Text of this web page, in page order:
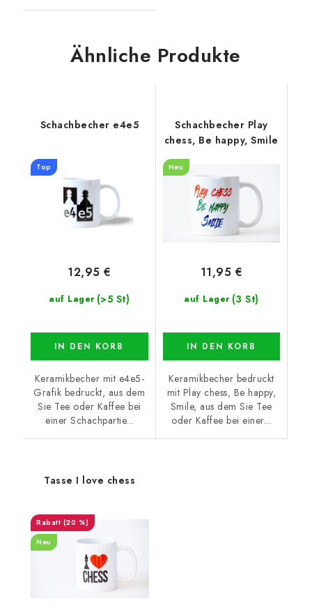
Ähnliche Produkte
Schachbecher e4e5
Top
auf Lager (>5 St)
12,95 €
IN DEN KORB
Keramikbecher mit e4e5-
Grafik bedruckt, aus dem
Sie Tee oder Kaffee bei
einer Schachpartie...
Schachbecher Play
chess, Be happy, Smile
Neu
auf Lager (3 St)
11,95 €
IN DEN KORB
Keramikbecher bedruckt
mit Play chess, Be happy,
Smile, aus dem Sie Tee
oder Kaffee bei einer...
Tasse I love chess
(20 %)
Neu